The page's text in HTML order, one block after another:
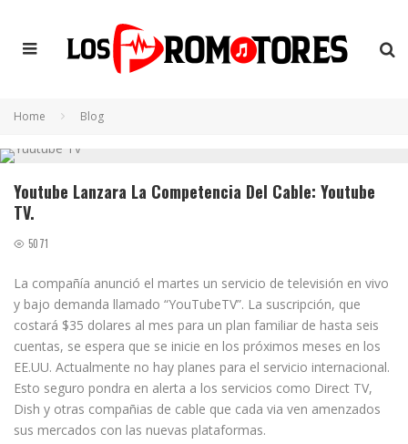
Home Blog
Youtube Lanzara La Competencia Del Cable: Youtube
TV.
5071
La compañía anunció el martes un servicio de televisión en vivo
y bajo demanda llamado “YouTubeTV”. La suscripción, que
costará $35 dolares al mes para un plan familiar de hasta seis
cuentas, se espera que se inicie en los próximos meses en los
EE.UU. Actualmente no hay planes para el servicio internacional.
Esto seguro pondra en alerta a los servicios como Direct TV,
Dish y otras compañias de cable que cada via ven amenzados
sus mercados con las nuevas plataformas.